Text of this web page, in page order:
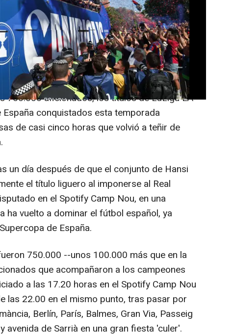
750.000 los aficionados que salieron a la
pasado
masculino del FC Barcelona han
lo alto, con una multitudinaria rúa por las
750.000 aficionados, los títulos de LaLiga EA
conquistados esta temporada
de casi cinco horas que volvió a teñir de
un día después de que el conjunto de Hansi
el título liguero al imponerse al Real
en el Spotify Camp Nou, en una
ha vuelto a dominar el fútbol español, ya
de España.
750.000 --unos 100.000 más que en la
que acompañaron a los campeones
a las 17.20 horas en el Spotify Camp Nou
las 22.00 en el mismo punto, tras pasar por
Berlín, París, Balmes, Gran Via, Passeig
avenida de Sarrià en una gran fiesta 'culer'.